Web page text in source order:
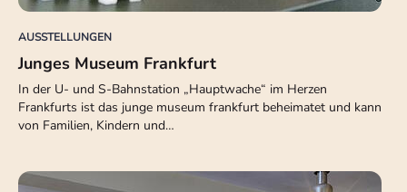
AUSSTELLUNGEN
Junges Museum Frankfurt
In der U- und S-Bahnstation „Hauptwache“ im Herzen
Frankfurts ist das junge museum frankfurt beheimatet und kann
von Familien, Kindern und…